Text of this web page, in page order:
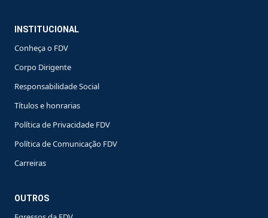
INSTITUCIONAL
Conheça o FDV
Corpo Dirigente
Responsabilidade Social
Títulos e honrarias
Política de Privacidade FDV
Política de Comunicação FDV
Carreiras
OUTROS